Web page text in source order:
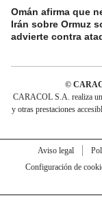
Omán afirma que
Irán sobre Ormuz
advierte contra
©
CARACOL S.A. realiza
y otras prestaciones
Aviso legal
Configuración de